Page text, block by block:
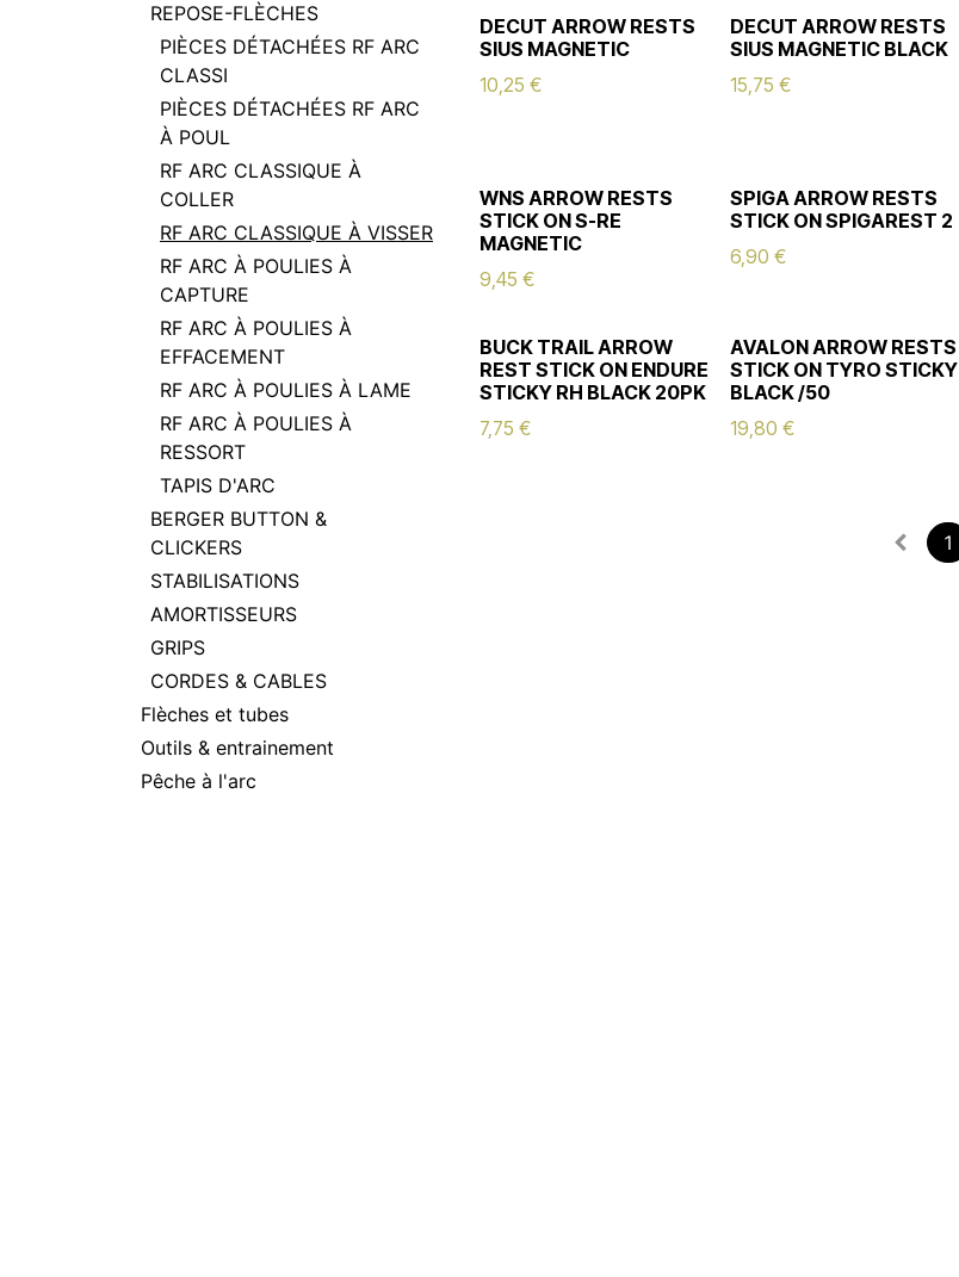
REPOSE-FLÈCHES
PIÈCES DÉTACHÉES RF ARC
CLASSI
PIÈCES DÉTACHÉES RF ARC
À POUL
RF ARC CLASSIQUE À
COLLER
RF ARC CLASSIQUE À VISSER
RF ARC À POULIES À
CAPTURE
RF ARC À POULIES À
EFFACEMENT
RF ARC À POULIES À LAME
RF ARC À POULIES À
RESSORT
TAPIS D'ARC
BERGER BUTTON &
CLICKERS
STABILISATIONS
AMORTISSEURS
GRIPS
CORDES & CABLES
Flèches et tubes
Outils & entrainement
Pêche à l'arc
DECUT ARROW RESTS
SIUS MAGNETIC
10,25 €
DECUT ARROW RESTS
SIUS MAGNETIC BLACK
15,75 €
WNS ARROW RESTS
STICK ON S-RE
MAGNETIC
9,45 €
SPIGA ARROW RESTS
STICK ON SPIGAREST 2
6,90 €
BUCK TRAIL ARROW
REST STICK ON ENDURE
STICKY RH BLACK 20PK
7,75 €
AVALON ARROW RESTS
STICK ON TYRO STICKY
BLACK /50
19,80 €
1